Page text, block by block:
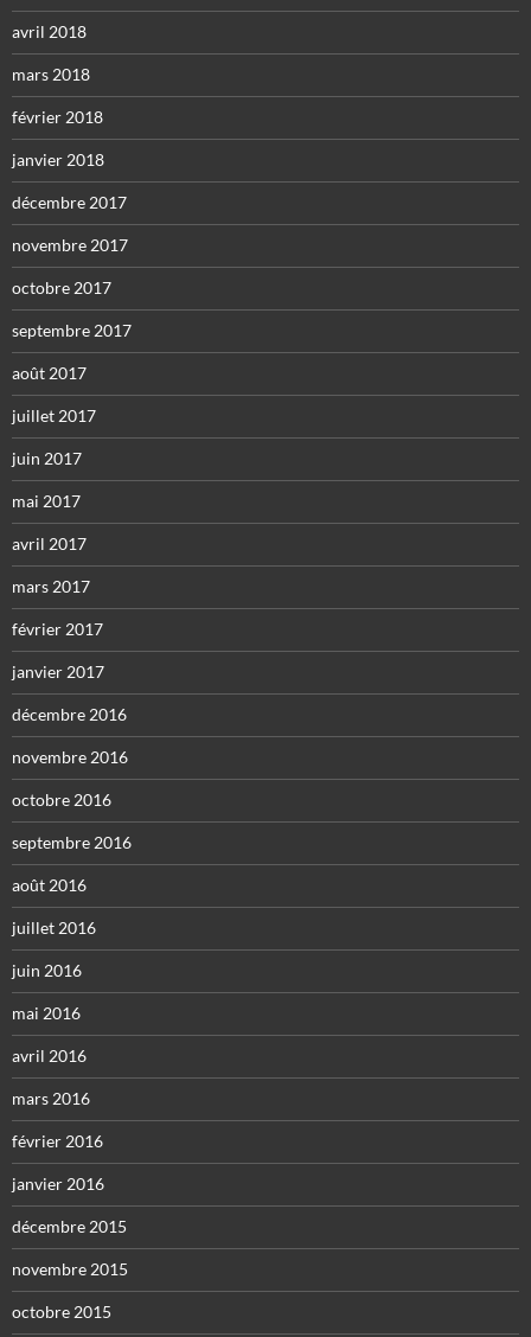
avril 2018
mars 2018
février 2018
janvier 2018
décembre 2017
novembre 2017
octobre 2017
septembre 2017
août 2017
juillet 2017
juin 2017
mai 2017
avril 2017
mars 2017
février 2017
janvier 2017
décembre 2016
novembre 2016
octobre 2016
septembre 2016
août 2016
juillet 2016
juin 2016
mai 2016
avril 2016
mars 2016
février 2016
janvier 2016
décembre 2015
novembre 2015
octobre 2015